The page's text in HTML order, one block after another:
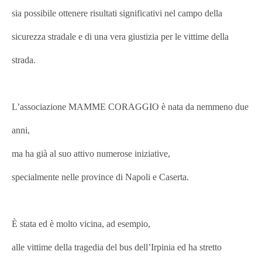
sia possibile ottenere risultati significativi nel campo della
sicurezza stradale e di una vera giustizia per le vittime della
strada.
L’associazione MAMME CORAGGIO è nata da nemmeno due
anni,
ma ha già al suo attivo numerose iniziative,
specialmente nelle province di Napoli e Caserta.
È stata ed è molto vicina, ad esempio,
alle vittime della tragedia del bus dell’Irpinia ed ha stretto